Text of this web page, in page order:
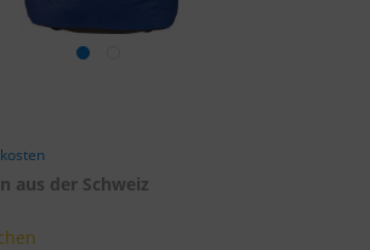
aus der Schweiz